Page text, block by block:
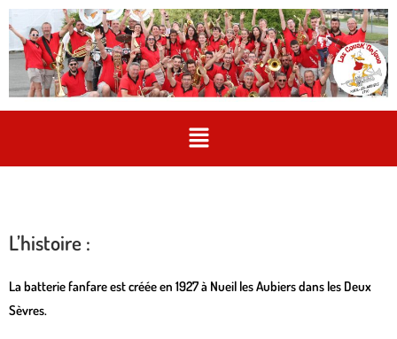
L’histoire :
La batterie fanfare est créée en 1927 à Nueil les Aubiers dans les Deux
Sèvres.